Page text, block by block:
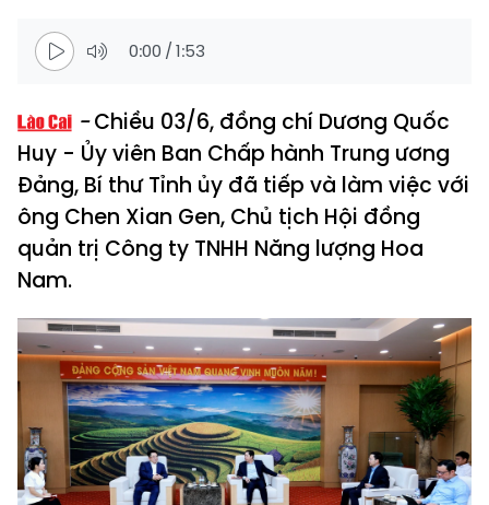
0:00 /1:53
Chiều 03/6, đồng chí Dương Quốc
Huy - Ủy viên Ban Chấp hành Trung ương
Đảng, Bí thư Tỉnh ủy đã tiếp và làm việc với
ông Chen Xian Gen, Chủ tịch Hội đồng
quản trị Công ty TNHH Năng lượng Hoa
Nam.